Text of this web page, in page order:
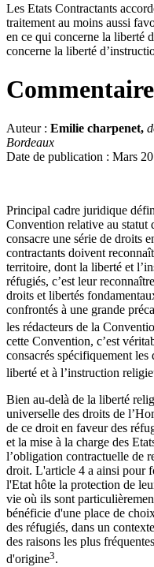
Les Etats Contractants
traitement au moins aussi
en ce qui concerne la liberté
concerne la liberté
Commentaire
Auteur : Emilie charpenet,
Bordeaux
Date de publication : Mars
Principal cadre juridique
Convention relative au statut
consacre une série de droits
contractants doivent
territoire, dont la liberté et
réfugiés, c’est leur
droits et libertés
confrontés à une grande
les rédacteurs de la
cette Convention, c’est
consacrés spécifiquement
liberté et à l’instruction
Bien au-delà de la liberté
universelle des droits de
de ce droit en faveur des
et la mise à la charge des
l’obligation contractuelle de
droit. L'article 4 a ainsi pour
l'Etat hôte la protection de
vie où ils sont
bénéficie d'une place de
des réfugiés, dans un
des raisons les plus
d'origine3.